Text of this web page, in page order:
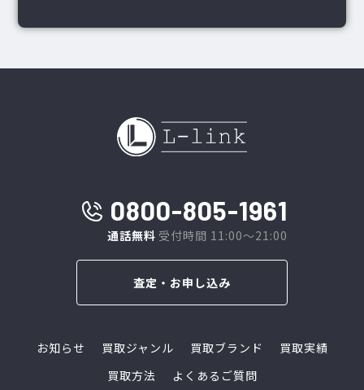
0800-805-1961
通話無料 受付時間 11:00～21:00
査定・お申し込み
お知らせ 買取ジャンル 買取ブランド
買取実績
買取方法
よくあるご質問